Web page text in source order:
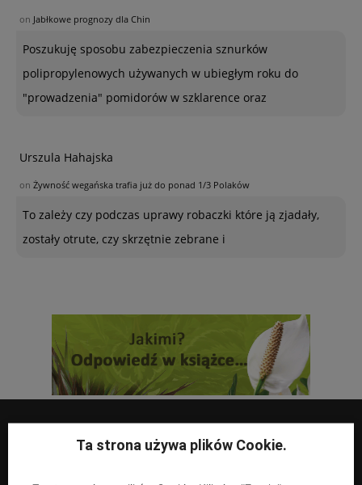
on Jabłkowe prognozy dla Chin
Poszukuję sposobu zabezpieczenia sznurków
polipropylenowych używanych w ubiegłym roku do
"prowadzenia" pomidorów w szklarence oraz
Urszula Hahajska
on Żywność wegańska trafia już do ponad 1/3 Polaków
To zależy czy podczas uprawy robaczki które ją zjadały,
zostały otrute, czy skrzętnie zebrane i
Ta strona używa plików Cookie.